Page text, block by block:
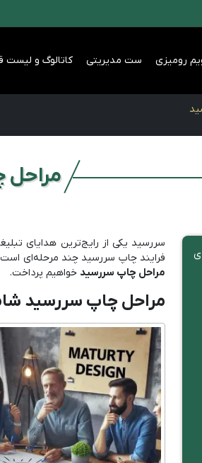
رومیزی ست مدیریتی کاتالوگ و لیست
مراحل
سررسید یکی از رایج‌ترین هدایای
فرایند چاپ سررسید چند مرحله‌ای است
مراحل چاپ سررسید خواهیم پرداخت.
مراحل چاپ سررسید